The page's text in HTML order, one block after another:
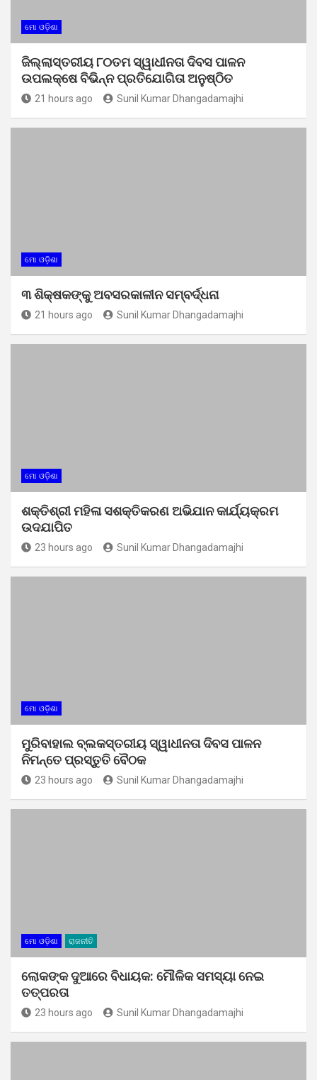
ମୋ ଓଡ଼ିଶା
ଜିଲ୍ଲାସ୍ତରୀୟ ୮୦ତମ ସ୍ୱାଧୀନତା ଦିବସ ପାଳନ
ଉପଲକ୍ଷେ ବିଭିନ୍ନ ପ୍ରତିଯୋଗିତା ଅନୁଷ୍ଠିତ
21 hours ago Sunil Kumar Dhangadamajhi
ମୋ ଓଡ଼ିଶା
୩ ଶିକ୍ଷକଙ୍କୁ ଅବସରକାଳୀନ ସମ୍ବର୍ଦ୍ଧନା
21 hours ago Sunil Kumar Dhangadamajhi
ମୋ ଓଡ଼ିଶା
ଶକ୍ତିଶ୍ରୀ ମହିଳା ସଶକ୍ତିକରଣ ଅଭିଯାନ କାର୍ଯ୍ୟକ୍ରମ
ଉଦଯାପିତ
23 hours ago Sunil Kumar Dhangadamajhi
ମୋ ଓଡ଼ିଶା
ମୁରିବାହାଲ ବ୍ଲକସ୍ତରୀୟ ସ୍ୱାଧୀନତା ଦିବସ ପାଳନ
ନିମନ୍ତେ ପ୍ରସ୍ତୁତି ବୈଠକ
23 hours ago Sunil Kumar Dhangadamajhi
ମୋ ଓଡ଼ିଶା ରାଜନୀତି
ଲୋକଙ୍କ ଦୁଆରେ ବିଧାୟକ: ମୌଳିକ ସମସ୍ୟା ନେଇ
ତତ୍ପରତା
23 hours ago Sunil Kumar Dhangadamajhi